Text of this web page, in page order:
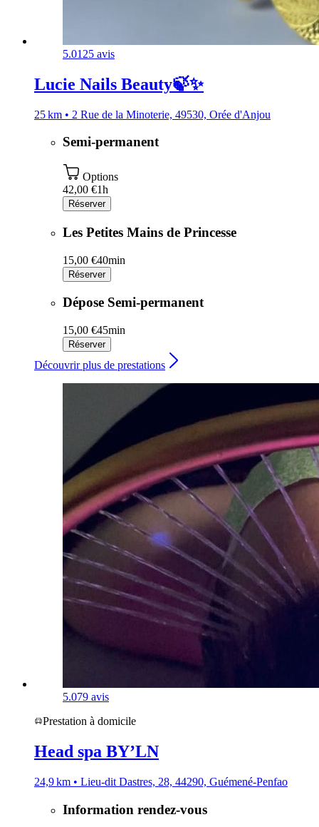
5.0125 avis
Lucie Nails Beauty🍃✨
25 km • 2 Rue de la Minoterie, 49530, Orée d'Anjou
Semi-permanent
Options
42,00 €1h
Réserver
Les Petites Mains de Princesse
15,00 €40min
Réserver
Dépose Semi-permanent
15,00 €45min
Réserver
Découvrir plus de prestations
5.079 avis
Prestation à domicile
Head spa BY’LN
24,9 km • Lieu-dit Dastres, 28, 44290, Guémené-Penfao
Information rendez-vous